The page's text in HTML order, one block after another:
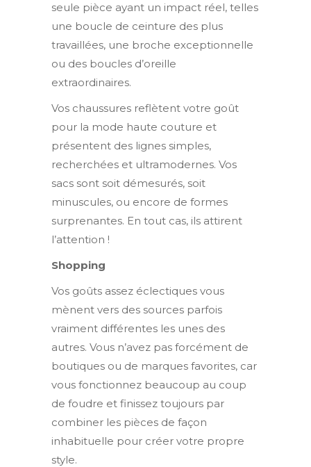
seule pièce ayant un impact réel, telles
une boucle de ceinture des plus
travaillées, une broche exceptionnelle
ou des boucles d’oreille
extraordinaires.
Vos chaussures reflètent votre goût
pour la mode haute couture et
présentent des lignes simples,
recherchées et ultramodernes. Vos
sacs sont soit démesurés, soit
minuscules, ou encore de formes
surprenantes. En tout cas, ils attirent
l’attention !
Shopping
Vos goûts assez éclectiques vous
mènent vers des sources parfois
vraiment différentes les unes des
autres. Vous n’avez pas forcément de
boutiques ou de marques favorites, car
vous fonctionnez beaucoup au coup
de foudre et finissez toujours par
combiner les pièces de façon
inhabituelle pour créer votre propre
style.